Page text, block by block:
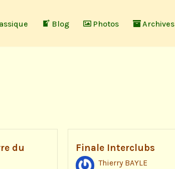
Blog Photos Archives
du
Finale Interclubs
Thierry BAYLE